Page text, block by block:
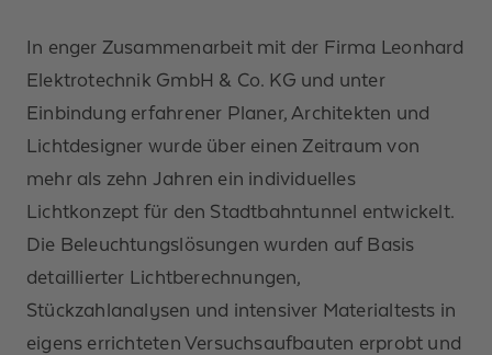
In enger Zusammenarbeit mit der Firma Leonhard
Elektrotechnik GmbH & Co. KG und unter
Einbindung erfahrener Planer, Architekten und
Lichtdesigner wurde über einen Zeitraum von
mehr als zehn Jahren ein individuelles
Lichtkonzept für den Stadtbahntunnel entwickelt.
Die Beleuchtungslösungen wurden auf Basis
detaillierter Lichtberechnungen,
Stückzahlanalysen und intensiver Materialtests in
eigens errichteten Versuchsaufbauten erprobt und